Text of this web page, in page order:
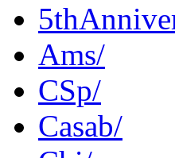
Ams/
CSp/
Casab/